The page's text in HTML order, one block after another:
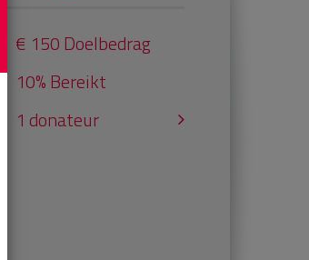
€ 150 Doelbedrag
10% Bereikt
1 donateur